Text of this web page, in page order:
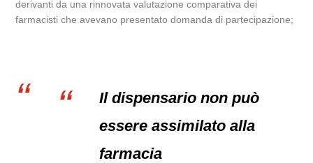
derivanti da una rinnovata valutazione comparativa dei
farmacisti che avevano presentato domanda di partecipazione;
Il dispensario non può
essere assimilato alla
farmacia